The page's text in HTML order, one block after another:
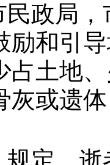
民政局
励和引
占土地
灰或遗